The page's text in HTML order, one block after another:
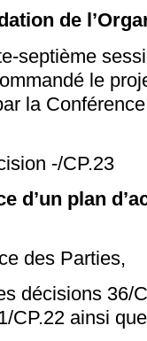
de
septième
le
la
-/CP.23
d’un plan
des Parties,
décisions 36/
CP.22 ainsi